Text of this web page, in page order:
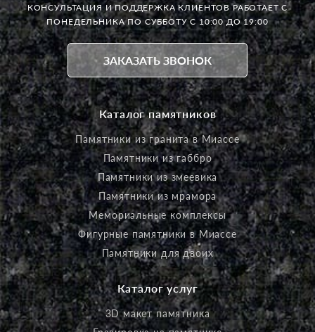
КОНСУЛЬТАЦИЯ И ПОДДЕРЖКА КЛИЕНТОВ РАБОТАЕТС
ПОНЕДЕЛЬНИКА ПО СУББОТУ С 10:00 ДО 19:00
ЗАКАЗАТЬ ЗВОНОК
Каталог памятников
Памятники из гранита в Миассе
Памятники из габбро
Памятники из змеевика
Памятники из мрамора
Мемориальные комплексы
Фигурные памятники в Миассе
Памятники для двоих
Каталог услуг
3D макет памятника